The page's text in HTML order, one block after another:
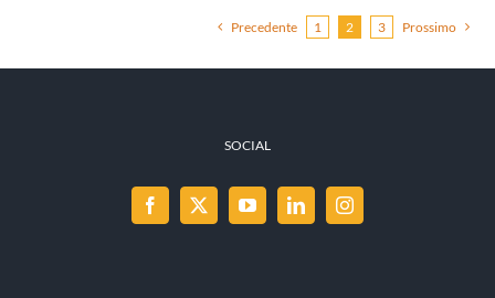
Precedente 1 2 3 Prossimo
SOCIAL